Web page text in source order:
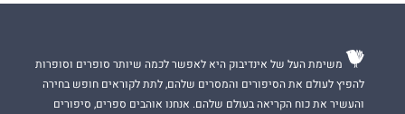
משימת העל של אינדיבוק היא לאפשר לכמה שיותר סופרים וסופרות
להפיץ לעולם את הסיפורים והמסרים שלהם, לתת לקוראים חופש בחירה
והעשיר את כוח הקריאה בעולם שלהם. אנחנו אוהבים ספרים, סיפורים